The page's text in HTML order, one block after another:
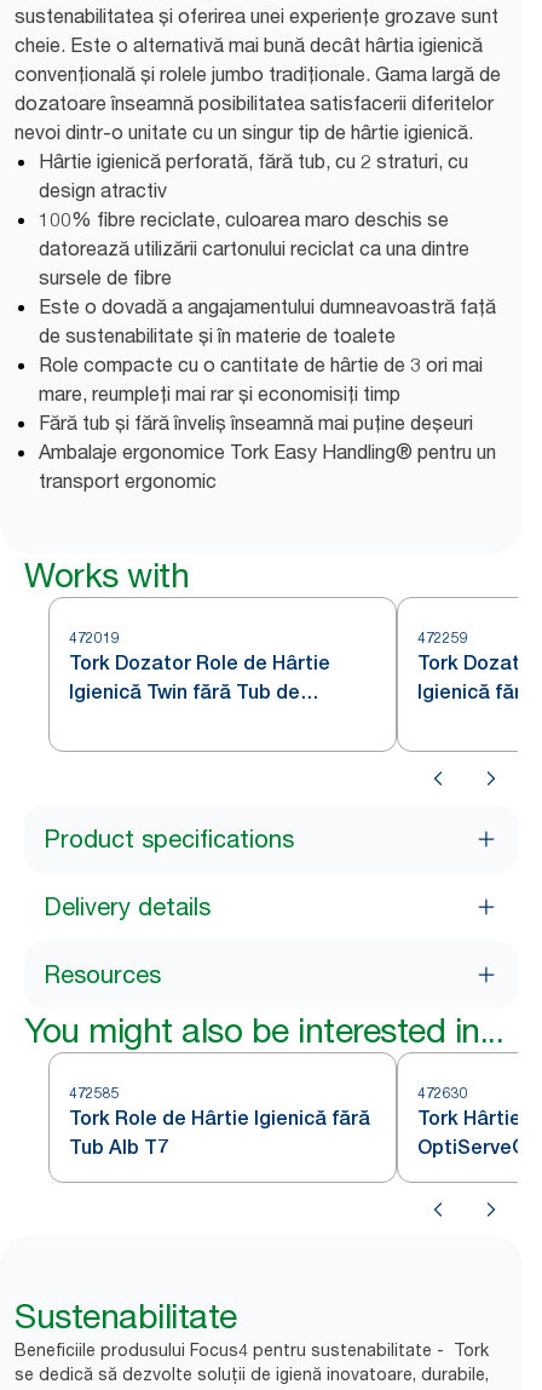
sustenabilitatea și oferirea unei experiențe grozave sunt
cheie. Este o alternativă mai bună decât hârtia igienică
convențională și rolele jumbo tradiționale. Gama largă de
dozatoare înseamnă posibilitatea satisfacerii diferitelor
nevoi dintr-o unitate cu un singur tip de hârtie igienică.
Hârtie igienică perforată, fără tub, cu 2 straturi, cu
design atractiv
100% fibre reciclate, culoarea maro deschis se
datorează utilizării cartonului reciclat ca una dintre
sursele de fibre
Este o dovadă a angajamentului dumneavoastră față
de sustenabilitate și în materie de toalete
Role compacte cu o cantitate de hârtie de 3 ori mai
mare, reumpleți mai rar și economisiți timp
Fără tub și fără înveliș înseamnă mai puține deșeuri
Ambalaje ergonomice Tork Easy Handling® pentru un
transport ergonomic
Works with
472019
Tork Dozator Role de Hârtie
Igienică Twin fără Tub de
T7
472259
Tork
Igienică fără
Product specifications
Delivery details
Resources
You might also be interested in...
472585
Tork Role de Hârtie Igienică fără
Tub Alb T7
472630
Tork Hârtie
OptiServe®
Sustenabilitate
Beneficiile produsului Focus4 pentru sustenabilitate - Tork
se dedică să dezvolte soluții de igienă inovatoare, durabile,